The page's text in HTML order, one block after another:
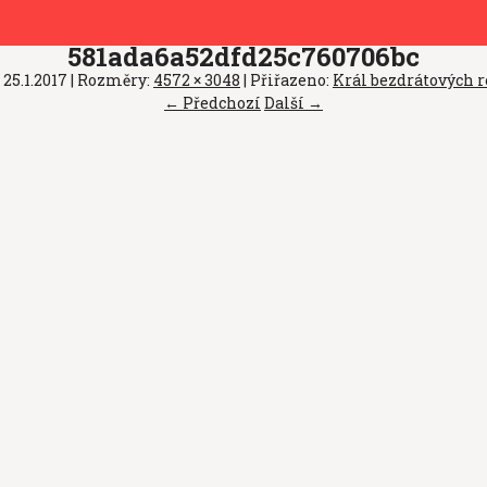
581ada6a52dfd25c760706bc
25.1.2017 | Rozměry: 4572 × 3048 | Přiřazeno: Král bezdrátových
← Předchozí Další →